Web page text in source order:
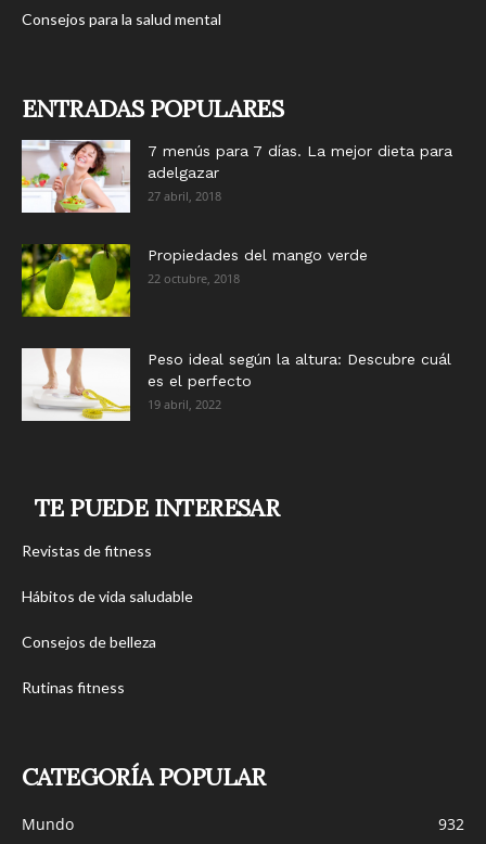
Consejos para la salud mental
ENTRADAS POPULARES
7 menús para 7 días. La mejor dieta para
adelgazar
27 abril, 2018
Propiedades del mango verde
22 octubre, 2018
Peso ideal según la altura: Descubre cuál
es el perfecto
19 abril, 2022
TE PUEDE INTERESAR
Revistas de fitness
Hábitos de vida saludable
Consejos de belleza
Rutinas fitness
CATEGORÍA POPULAR
Mundo
932